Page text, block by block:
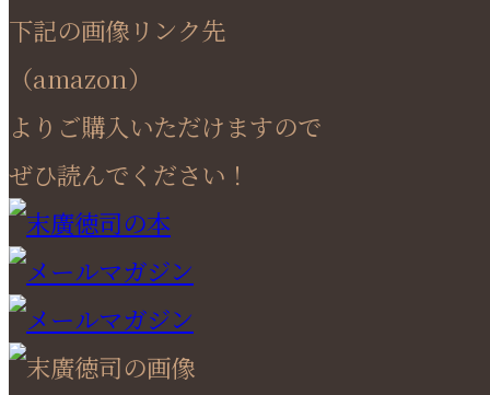
下記の画像リンク先
（amazon）
よりご購入いただけますので
ぜひ読んでください！